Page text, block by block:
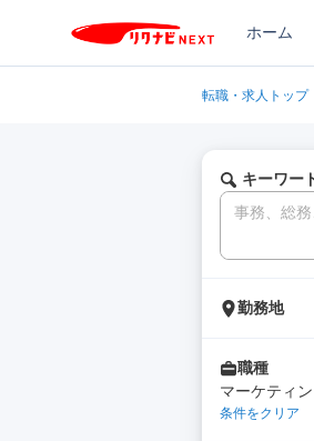
ホーム
転職・求人トップ
キーワー
勤務地
職種
マーケティ
条件をクリア